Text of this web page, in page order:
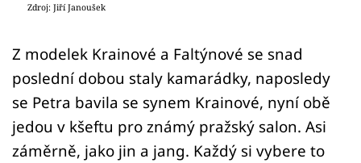
Zdroj: Jiří Janoušek
Z modelek Krainové a Faltýnové se snad
poslední dobou staly kamarádky, naposledy
se Petra bavila se synem Krainové, nyní obě
jedou v kšeftu pro známý pražský salon. Asi
záměrně, jako jin a jang. Každý si vybere to